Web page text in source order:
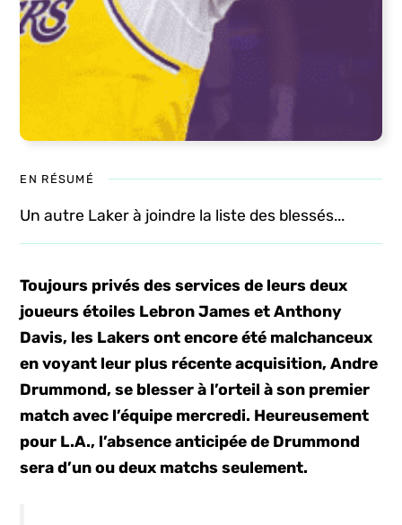
EN RÉSUMÉ
Un autre Laker à joindre la liste des blessés...
Toujours privés des services de leurs deux
joueurs étoiles Lebron James et Anthony
Davis, les Lakers ont encore été malchanceux
en voyant leur plus récente acquisition, Andre
Drummond, se blesser à l’orteil à son premier
match avec l’équipe mercredi. Heureusement
pour L.A., l’absence anticipée de Drummond
sera d’un ou deux matchs seulement.